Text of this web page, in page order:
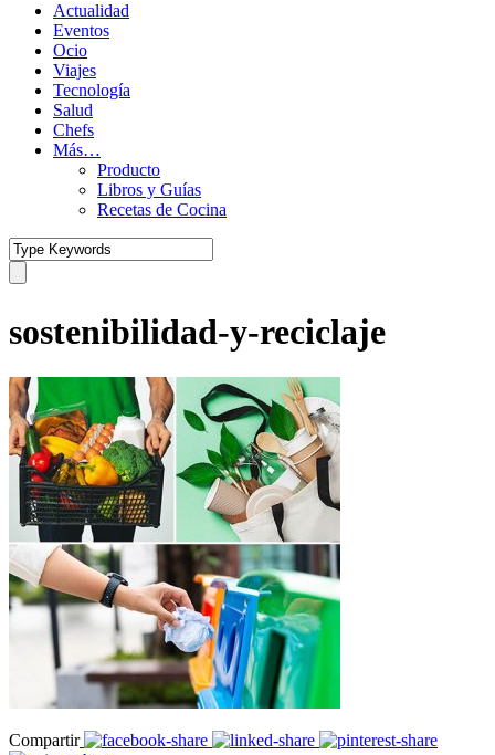
Actualidad
Eventos
Ocio
Viajes
Tecnología
Salud
Chefs
Más…
Producto
Libros y Guías
Recetas de Cocina
sostenibilidad-y-reciclaje
Compartir